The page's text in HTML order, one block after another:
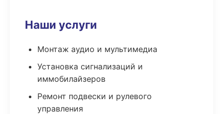
Наши услуги
Монтаж аудио и мультимедиа
Установка сигнализаций и
иммобилайзеров
Ремонт подвески и рулевого
управления